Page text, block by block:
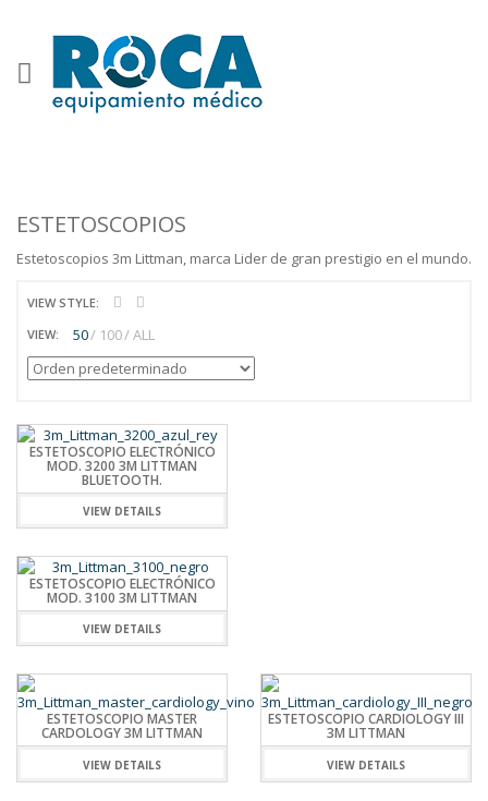
ESTETOSCOPIOS
Estetoscopios 3m Littman, marca Lider de gran prestigio en el mundo.
VIEW STYLE:
VIEW:
50 100 ALL
ESTETOSCOPIO ELECTRÓNICO
MOD. 3200 3M LITTMAN
BLUETOOTH.
VIEW DETAILS
ESTETOSCOPIO ELECTRÓNICO
MOD. 3100 3M LITTMAN
VIEW DETAILS
ESTETOSCOPIO MASTER
CARDOLOGY 3M LITTMAN
VIEW DETAILS
ESTETOSCOPIO CARDIOLOGY III
3M LITTMAN
VIEW DETAILS